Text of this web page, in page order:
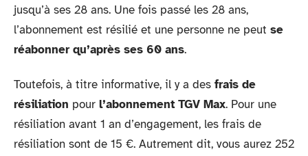
jusqu’à ses 28 ans. Une fois passé les 28 ans,
l’abonnement est résilié et une personne ne peut se
réabonner qu’après ses 60 ans.
Toutefois, à titre informative, il y a des frais de
résiliation pour l’abonnement TGV Max. Pour une
résiliation avant 1 an d’engagement, les frais de
résiliation sont de 15 €. Autrement dit, vous aurez 252